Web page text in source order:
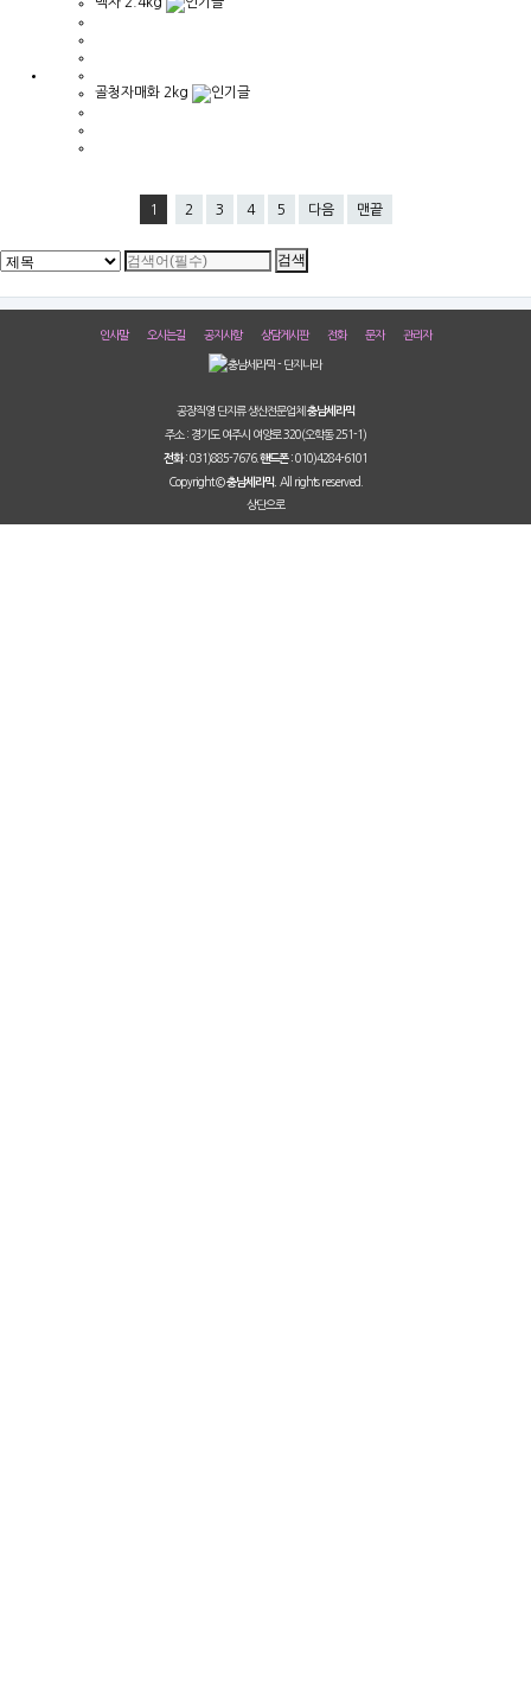
골청자매화 2kg
1 2 3 4 5 다음 맨끝
인사말 오시는길 공지사항 상담게시판 전화 문자 관리자
공장직영 단지류 생산전문업체 충남세라믹
주소 : 경기도 여주시 여양로 320(오학동 251-1)
전화 :031)885-7676. 핸드폰 :010)4284-6101
Copyright ©충남세라믹. All rights reserved.
상단으로